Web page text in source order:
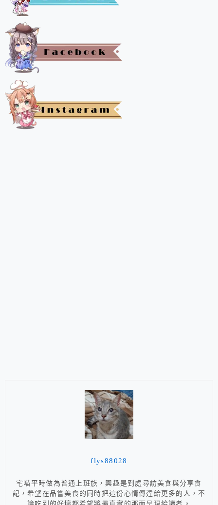
flys88028
宅喵平時做為普通上班族，興趣是到處尋訪美食與分享食
記，希望在品嘗美食的同時把這份心情傳達給更多的人，不